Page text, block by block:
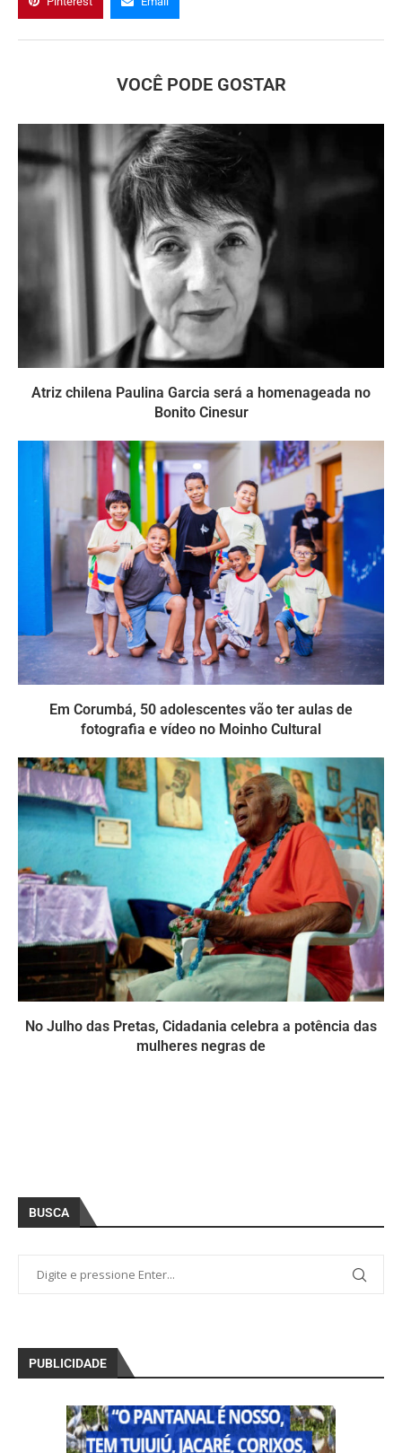
VOCÊ PODE GOSTAR
Atriz chilena Paulina Garcia será a homenageada no
Bonito Cinesur
Em Corumbá, 50 adolescentes vão ter aulas de
fotografia e vídeo no Moinho Cultural
No Julho das Pretas, Cidadania celebra a potência das
mulheres negras de
BUSCA
PUBLICIDADE